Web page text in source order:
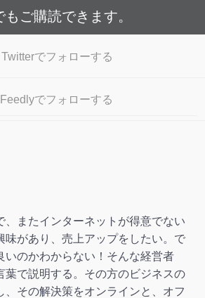
もご購読できます。
Twitterでフォローする
Feedlyでフォローする
、またインターネットが得意でない
味があり、売上アップをしたい。で
いのかわからない！そんな経営者
葉で説明する。その方のビジネスの
、その解決策をオンラインと、オフ